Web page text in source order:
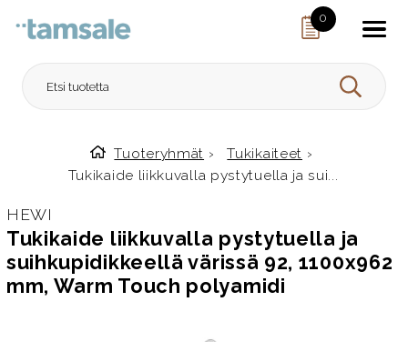
0
HAE
Etusivulle
Tuoteryhmät › Tukikaiteet ›
Tukikaide liikkuvalla pystytuella ja sui...
HEWI
Tukikaide liikkuvalla pystytuella ja
suihkupidikkeellä värissä 92, 1100x962
mm, Warm Touch polyamidi